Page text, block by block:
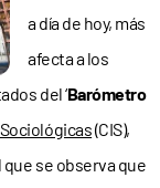
a día de hoy, más
afecta a los
del ‘Barómetro
(CIS),
que se observa que